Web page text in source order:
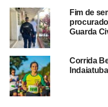
Fim de
Guarda
Corrida